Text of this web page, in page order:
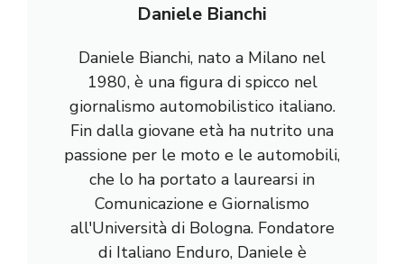
Daniele Bianchi
Daniele Bianchi, nato a Milano nel
1980, è una figura di spicco nel
giornalismo automobilistico italiano.
Fin dalla giovane età ha nutrito una
passione per le moto e le automobili,
che lo ha portato a laurearsi in
Comunicazione e Giornalismo
all'Università di Bologna. Fondatore
di Italiano Enduro, Daniele è